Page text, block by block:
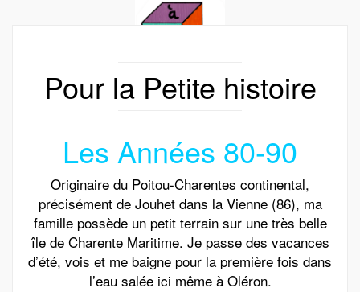
Pour la Petite histoire
Les Années 80-90
Originaire du Poitou-Charentes continental,
précisément de Jouhet dans la Vienne (86), ma
famille possède un petit terrain sur une très belle
île de Charente Maritime. Je passe des vacances
d’été, vois et me baigne pour la première fois dans
l’eau salée ici même à Oléron.